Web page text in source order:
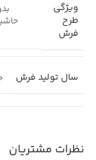
ویژگی
طرح
فرش
سال تولید فرش
نظرات مشتریان